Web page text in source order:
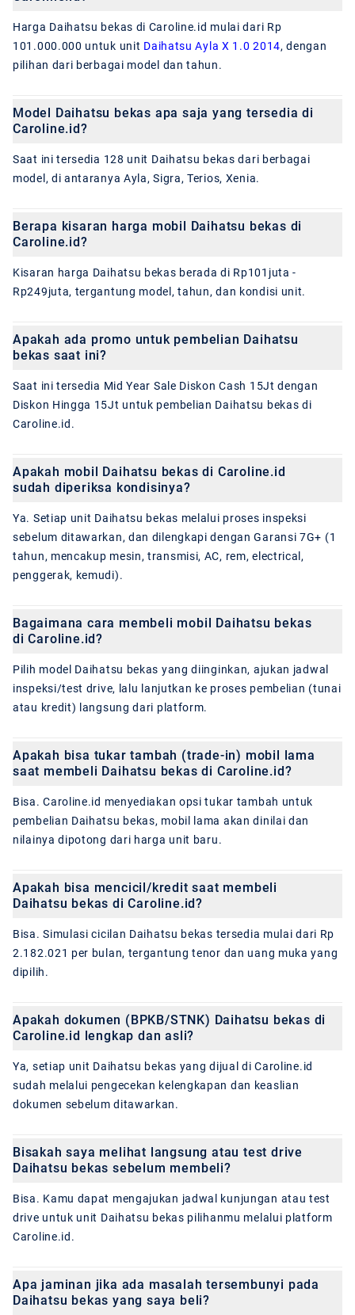
Harga Daihatsu bekas di Caroline.id mulai dari Rp
101.000.000 untuk unit Daihatsu Ayla X 1.0 2014, dengan
pilihan dari berbagai model dan tahun.
Model Daihatsu bekas apa saja yang tersedia di
Caroline.id?
Saat ini tersedia 128 unit Daihatsu bekas dari berbagai
model, di antaranya Ayla, Sigra, Terios, Xenia.
Berapa kisaran harga mobil Daihatsu bekas di
Caroline.id?
Kisaran harga Daihatsu bekas berada di Rp101juta -
Rp249juta, tergantung model, tahun, dan kondisi unit.
Apakah ada promo untuk pembelian Daihatsu
bekas saat ini?
Saat ini tersedia Mid Year Sale Diskon Cash 15Jt dengan
Diskon Hingga 15Jt untuk pembelian Daihatsu bekas di
Caroline.id.
Apakah mobil Daihatsu bekas di Caroline.id
sudah diperiksa kondisinya?
Ya. Setiap unit Daihatsu bekas melalui proses inspeksi
sebelum ditawarkan, dan dilengkapi dengan Garansi 7G+ (1
tahun, mencakup mesin, transmisi, AC, rem, electrical,
penggerak, kemudi).
Bagaimana cara membeli mobil Daihatsu bekas
di Caroline.id?
Pilih model Daihatsu bekas yang diinginkan, ajukan jadwal
inspeksi/test drive, lalu lanjutkan ke proses pembelian (tunai
atau kredit) langsung dari platform.
Apakah bisa tukar tambah (trade-in) mobil lama
saat membeli Daihatsu bekas di Caroline.id?
Bisa. Caroline.id menyediakan opsi tukar tambah untuk
pembelian Daihatsu bekas, mobil lama akan dinilai dan
nilainya dipotong dari harga unit baru.
Apakah bisa mencicil/kredit saat membeli
Daihatsu bekas di Caroline.id?
Bisa. Simulasi cicilan Daihatsu bekas tersedia mulai dari Rp
2.182.021 per bulan, tergantung tenor dan uang muka yang
dipilih.
Apakah dokumen (BPKB/STNK) Daihatsu bekas di
Caroline.id lengkap dan asli?
Ya, setiap unit Daihatsu bekas yang dijual di Caroline.id
sudah melalui pengecekan kelengkapan dan keaslian
dokumen sebelum ditawarkan.
Bisakah saya melihat langsung atau test drive
Daihatsu bekas sebelum membeli?
Bisa. Kamu dapat mengajukan jadwal kunjungan atau test
drive untuk unit Daihatsu bekas pilihanmu melalui platform
Caroline.id.
Apa jaminan jika ada masalah tersembunyi pada
Daihatsu bekas yang saya beli?